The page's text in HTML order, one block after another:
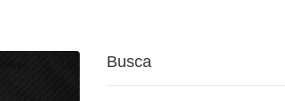
Busca